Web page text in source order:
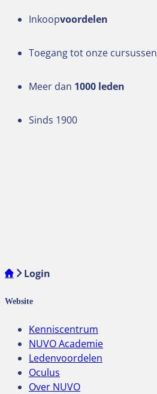
Inkoopvoordelen
Toegang tot onze cursussen
Meer dan 1000 leden
Sinds 1900
Login
Website
Kenniscentrum
NUVO Academie
Ledenvoordelen
Oculus
Over NUVO